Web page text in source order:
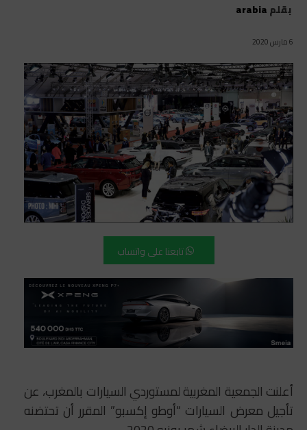
بقلمarabia
6 مارس 2020
تابعنا على واتساب
أعلنت الجمعية المغربية لمستوردي السيارات بالمغرب، عن
تأجيل معرض السيارات “أوطو إكسبو” المقرر أن تحتضنه